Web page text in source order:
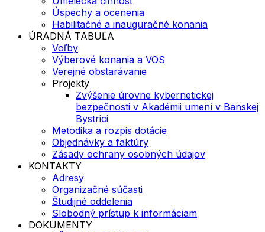
Úspechy a ocenenia
Habilitačné a inauguračné konania
ÚRADNÁ TABUĽA
Voľby
Výberové konania a VOS
Verejné obstarávanie
Projekty
Zvýšenie úrovne kybernetickej
bezpečnosti v Akadémii umení v Banskej
Bystrici
Metodika a rozpis dotácie
Objednávky a faktúry
Zásady ochrany osobných údajov
KONTAKTY
Adresy
Organizačné súčasti
Študijné oddelenia
Slobodný prístup k informáciam
DOKUMENTY